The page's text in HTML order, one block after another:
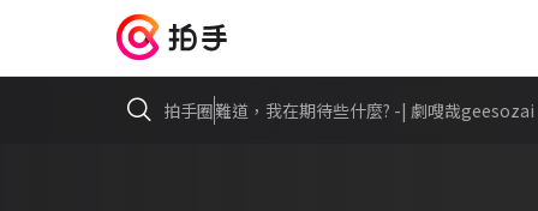
拍手圈難道，我在期待些什麼? -| 劇嗖哉geesozai